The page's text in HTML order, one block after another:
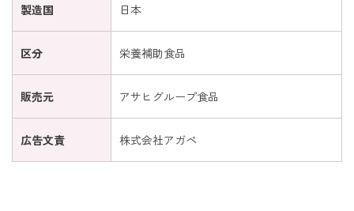
製造国 日本
区分 栄養補助食品
販売元 アサヒグループ食品
広告文責 株式会社アガペ